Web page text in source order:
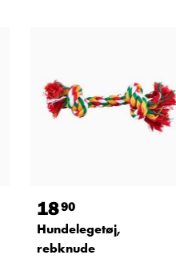
1890
Hundelegetøj,
rebknude